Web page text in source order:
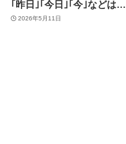
｢昨日｣｢今日｣｢今｣などはリ
ンク (青文字)化の対象外に
2026年5月11日